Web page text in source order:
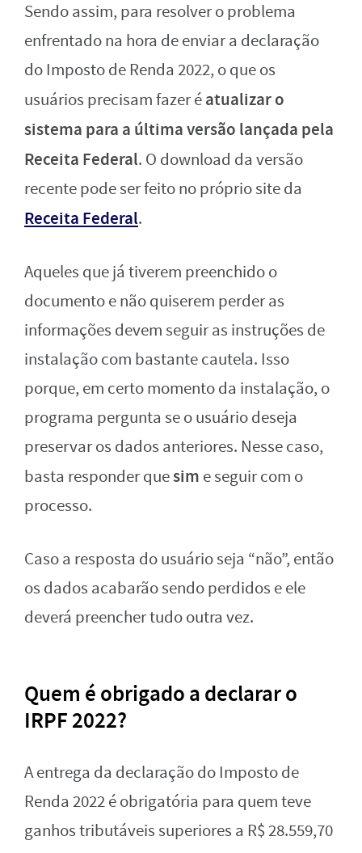
Sendo assim, para resolver o problema
enfrentado na hora de enviar a declaração
do Imposto de Renda 2022, o que os
usuários precisam fazer éatualizar o
sistema para a última versão lançada pela
Receita Federal. O download da versão
recente pode ser feito no próprio site da
Receita Federal.
Aqueles que já tiverem preenchido o
documento e não quiserem perder as
informações devem seguir as instruções de
instalação com bastante cautela. Isso
porque, em certo momento da instalação, o
programa pergunta se o usuário deseja
preservar os dados anteriores. Nesse caso,
basta responder quesim e seguir com o
processo.
Caso a resposta do usuário seja “não”, então
os dados acabarão sendo perdidos e ele
deverá preencher tudo outra vez.
Quem é obrigado a declarar o
IRPF 2022?
A entrega da declaração do Imposto de
Renda 2022 é obrigatória para quem teve
ganhos tributáveis superiores a R$ 28.559,70